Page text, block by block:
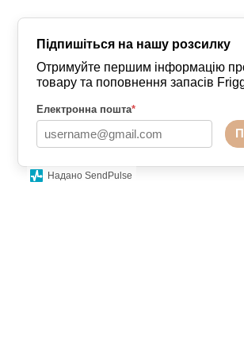
Підпишіться на нашу розсилку
Отримуйте першим інформацію
товару та поповнення запасів
Електронна пошта*
Надано SendPulse